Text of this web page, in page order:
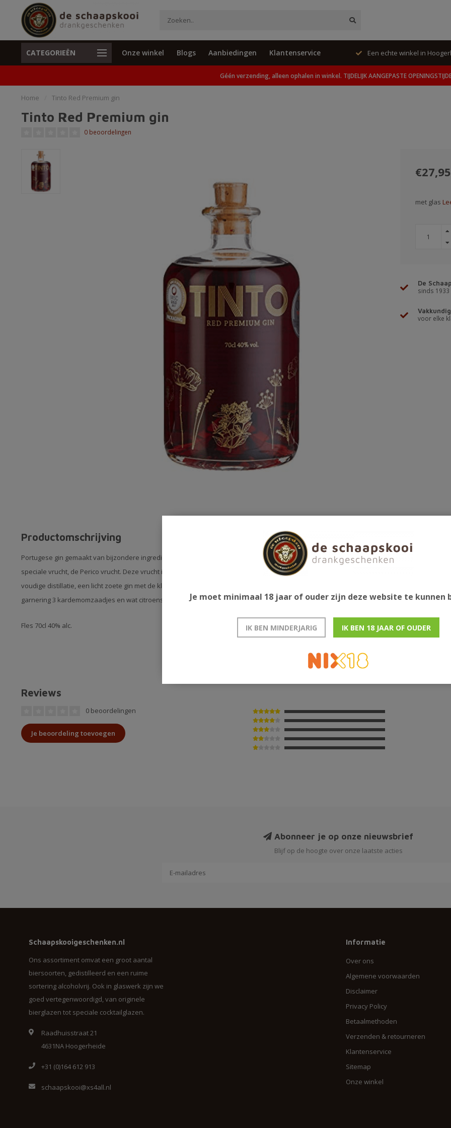
CATEGORIEËN Onze winkel Blogs Aanbiedingen Klantenservice
Unieke cadeaus en specials Geen verzending, alleen ophalen in winkel. Een echte winkel in
Géén verzending, alleen ophalen in winkel. TIJDELIJK AANGEPASTE
Home Tinto Red Premium gin
Tinto Red Premium gin
0 beoordelingen
€27,95
met glas
De
sinds 1933
voor elke
Productomschrijving
Portugese gin gemaakt van bijzondere ingredienten zoals: dille, citroenmelisse, lavendel, braambessen én een hele
speciale vrucht, de Perico vrucht. Deze vrucht is te vergelijken met een kleine peer. Uiteindelijk ontstaat er, na een 3
voudige distillatie, een licht zoete gin met de kleur van bessen. Gebruik de Fever Tree Indian Tonic in de mix met als
garnering 3 kardemomzaadjes en wat citroenschil.
Fles 70cl 40% alc.
Reviews
0 beoordelingen
Je beoordeling toevoegen
Abonneer je op onze nieuwsbrief
Blijf op de hoogte over onze laatste acties
Schaapskooigeschenken.nl
Ons assortiment omvat een groot aantal
biersoorten, gedistilleerd en een ruime
sortering alcoholvrij. Ook in glaswerk zijn we
goed vertegenwoordigd, van originele
bierglazen tot speciale cocktailglazen.
Raadhuisstraat 21
4631NA Hoogerheide
+31 (0)164 612 913
schaapskooi@xs4all.nl
Informatie
Over ons
Algemene voorwaarden
Disclaimer
Privacy Policy
Betaalmethoden
Verzenden & retourneren
Klantenservice
Sitemap
Onze winkel
Je moet minimaal 18 jaar of ouder zijn deze website te kunnen
IK BEN MINDERJARIG IK BEN 18 JAAR OF OUDER